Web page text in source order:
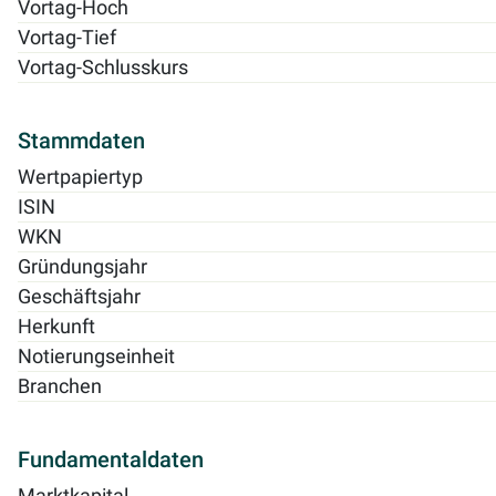
Vortag-Hoch
Vortag-Tief
Vortag-Schlusskurs
Stammdaten
Wertpapiertyp
ISIN
WKN
Gründungsjahr
Geschäftsjahr
Herkunft
Notierungseinheit
Branchen
Fundamentaldaten